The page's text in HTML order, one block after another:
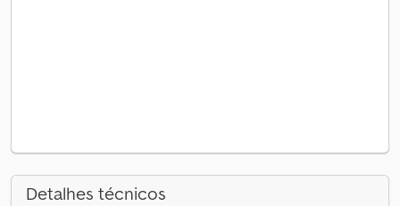
Detalhes técnicos